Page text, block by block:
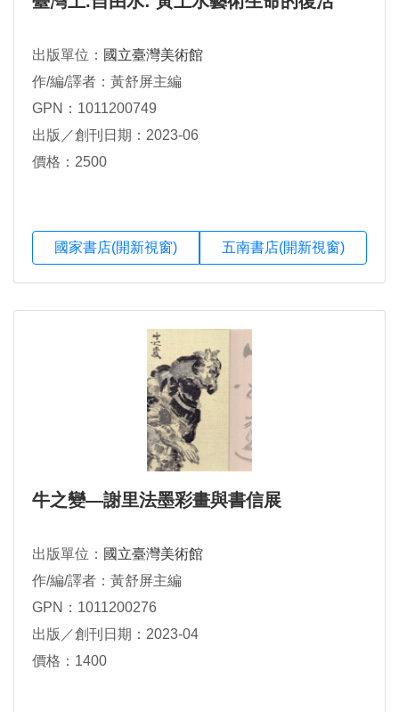
出版單位： 國立臺灣美術館
作/編/譯者：黃舒屏主編
GPN：1011200749
出版／創刊日期：2023-06
價格：2500
國家書店(開新視窗) 五南書店(開新視窗)
牛之變—謝里法墨彩畫與書信展
出版單位： 國立臺灣美術館
作/編/譯者：黃舒屏主編
GPN：1011200276
出版／創刊日期：2023-04
價格：1400